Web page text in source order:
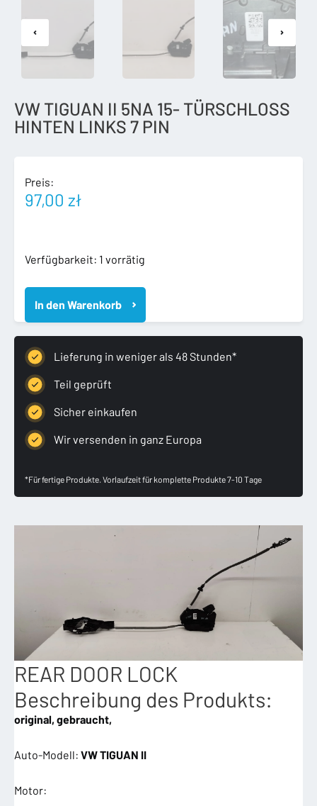
VW TIGUAN II 5NA 15- TÜRSCHLOSS
HINTEN LINKS 7 PIN
Preis:
97,00 zł
Verfügbarkeit: 1 vorrätig
VW
II
5NA
15-
ZAMEK
DRZWI
LEWY
TYLNY
PIN
Menge
In den Warenkorb
Lieferung in weniger als 48 Stunden*
Teil geprüft
Sicher einkaufen
Wir versenden in ganz Europa
*Für fertige Produkte. Vorlaufzeit für komplette Produkte 7-10 Tage
REAR DOOR LOCK
Beschreibung des Produkts:
original, gebraucht,
Auto-Modell: VW TIGUAN II
Motor: